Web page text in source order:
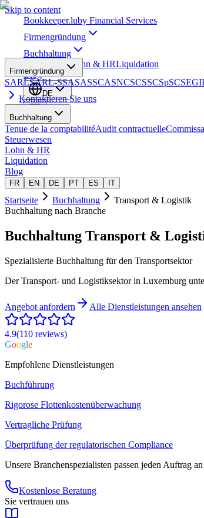
Skip to content
Bookkeeper.luby Financial Services
Firmengründung
Buchhaltung
Steuerwesen Lohn & HRLiquidation
Blog
DE
Firmengründung
SARLSARL-SSASASSCASNCSCSSCSpSCSE
Kontaktieren Sie uns
Buchhaltung
Tenue de la comptabilitéAudit contractuelle
Steuerwesen
Lohn & HR
Liquidation
Blog
FR EN DE PT ES IT
Startseite Buchhaltung
Transport & Logistik
Buchhaltung nach Branche
Buchhaltung Transport &
Spezialisierte Buchhaltung für den Transportsektor
Der Transport- und Logistiksektor in Luxemburg
Angebot anfordern Alle Dienstleistungen ansehen
4.9(110 reviews)
Google
Empfohlene Dienstleistungen
Buchführung
Rigorose Flottenkostenüberwachung
Vertragliche Prüfung
Überprüfung der regulatorischen Compliance
Unsere Branchenspezialisten passen jeden Auftrag
Kostenlose Beratung
Sie vertrauen uns